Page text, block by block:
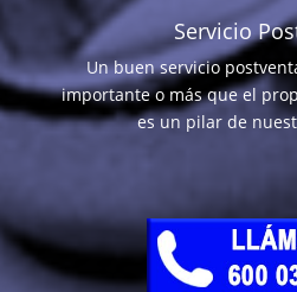
Servicio
Un buen servicio
importante o más que el
es un pilar de